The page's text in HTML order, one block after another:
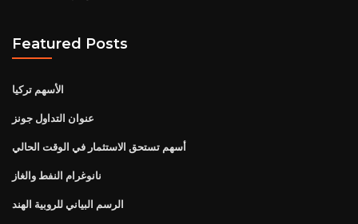
Featured Posts
الأسهم تركيا
عنوان التداول جونز
أسهم تستحق الاستثمار في الوقت الحالي
نانوغرام النفط والغاز
الرسم البياني للروبية الهند